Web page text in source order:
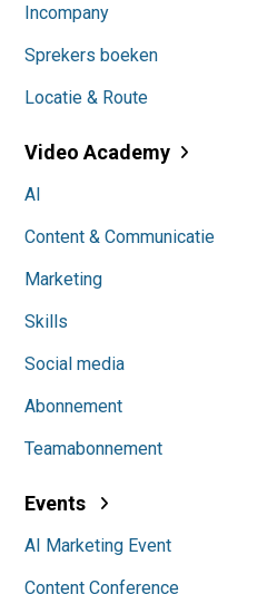
Incompany
Sprekers boeken
Locatie & Route
Video Academy
AI
Content & Communicatie
Marketing
Skills
Social media
Abonnement
Teamabonnement
Events
AI Marketing Event
Content Conference